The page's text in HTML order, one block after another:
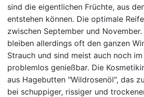
sind die eigentlichen Früchte, aus
entstehen können. Die optimale
zwischen September und
bleiben allerdings oft den ganzen
Strauch und sind meist auch noch
problemlos genießbar. Die
aus Hagebutten "Wildrosenöl", das
bei schuppiger, rissiger und